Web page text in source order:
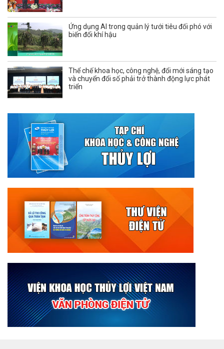
Ứng dụng AI trong quản lý tưới tiêu đối phó với
biến đổi khí hậu
Thể chế khoa học, công nghệ, đổi mới sáng tạo
và chuyển đổi số phải trở thành động lực phát
triển